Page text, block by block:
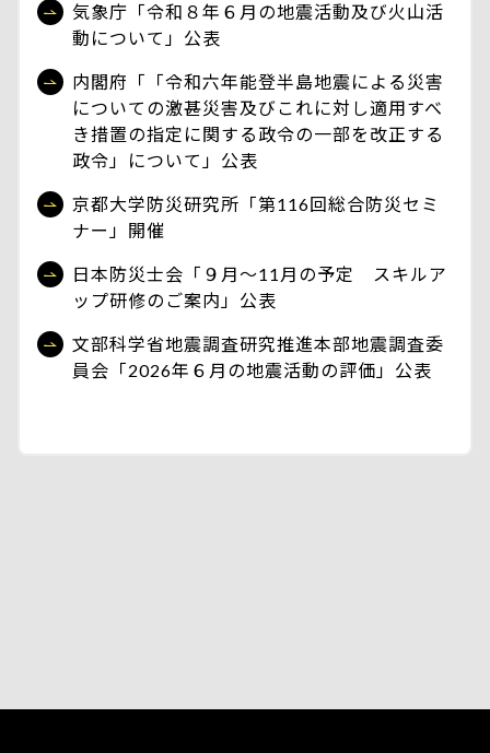
気象庁「令和８年６月の地震活動及び火山活
動について」公表
内閣府「「令和六年能登半島地震による災害
についての激甚災害及びこれに対し適用すべ
き措置の指定に関する政令の一部を改正する
政令」について」公表
京都大学防災研究所「第116回総合防災セミ
ナー」開催
日本防災士会「９月～11月の予定 スキルア
ップ研修のご案内」公表
文部科学省地震調査研究推進本部地震調査委
員会「2026年６月の地震活動の評価」公表